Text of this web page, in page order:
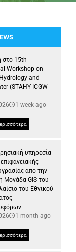
Καθηγητή Δ. Καλύβα
στο 15th
Workshop on
and
(STAHY-ICGW
1 week ago
υπηρεσία
από την
Μονάδα GIS του
του Εθνικού
1 month ago